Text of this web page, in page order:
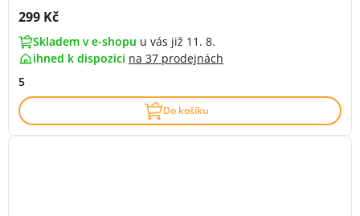
Cena s DPH:
299 Kč
Skladem v e-shopu u vás již 11. 8.
ihned k dispozici na 37 prodejnách
5
Do košíku